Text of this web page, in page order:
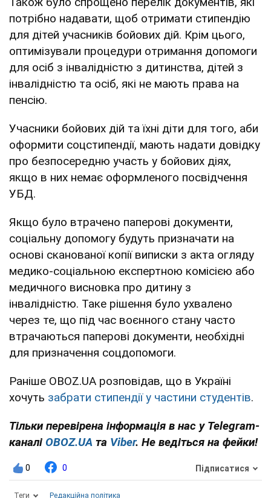
потрібно надавати, щоб отримати стипендію
для дітей учасників бойових дій. Крім цього,
оптимізували процедури отримання допомоги
для осіб з інвалідністю з дитинства, дітей з
інвалідністю та осіб, які не мають права на
пенсію.
Учасники бойових дій та їхні діти для того, аби
оформити соцстипендії, мають надати довідку
про безпосередню участь у бойових діях,
якщо в них немає оформленого посвідчення
УБД.
Якщо було втрачено паперові документи,
соціальну допомогу будуть призначати на
основі сканованої копії виписки з акта огляду
медико-соціальною експертною комісією або
медичного висновка про дитину з
інвалідністю. Таке рішення було ухвалено
через те, що під час воєнного стану часто
втрачаються паперові документи, необхідні
для призначення соцдопомоги.
Раніше OBOZ.UA розповідав, що в Україні
хочуть забрати стипендії у частини студентів.
Тільки перевірена інформація в нас у Telegram-
каналі OBOZ.UA та Viber. Не ведіться на фейки!
0 0 Підписатися
Теги Редакційна політика